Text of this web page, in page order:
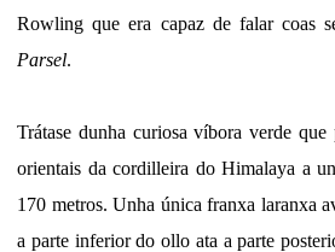
Rowling que era capaz de falar coas
Parsel.
Trátase dunha curiosa víbora verde que
orientais da cordilleira do Himalaya a
170 metros. Unha única franxa laranxa
a parte inferior do ollo ata a parte